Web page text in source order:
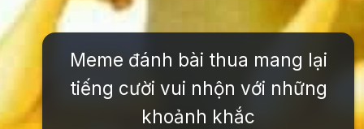
Meme đánh bài thua mang lại
tiếng cười vui nhộn với những
khoảnh khắc